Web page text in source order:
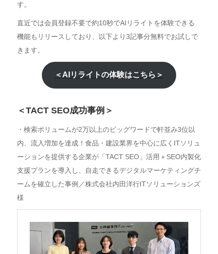
す。
直近では会員登録不要で約10秒でAIリライトを体験できる
機能もリリースしており、以下より3記事分無料でお試しで
きます。
＜AIリライトの体験はこちら＞
＜TACT SEO成功事例＞
・検索ボリュームが2万以上のビッグワードで軒並み3位以
内、流入増加を達成！食品・建設業界を中心に広くITソリュ
ーションを提供する企業が「TACT SEO」活用＋SEO内製化
支援プランを導入し、自走できるデジタルマーケティングチ
ームを確立した事例／株式会社内田洋行ITソリューションズ
様